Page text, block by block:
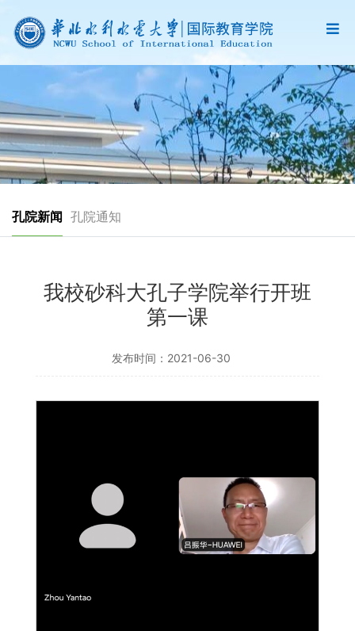
孔院新闻 孔院通知
我校砂科大孔子学院举行开班
第一课
发布时间：2021-06-30